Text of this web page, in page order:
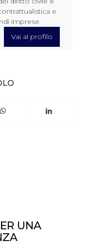
e
imprese.
Vai al profilo
UNA